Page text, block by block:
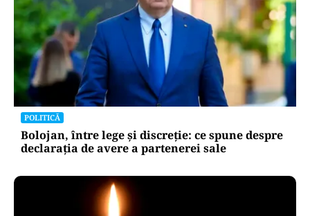
POLITICĂ
Bolojan, între lege și discreție: ce spune despre
declarația de avere a partenerei sale